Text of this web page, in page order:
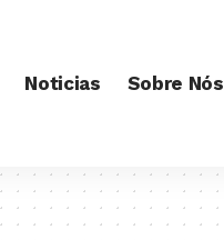
Noticias Sobre Nós